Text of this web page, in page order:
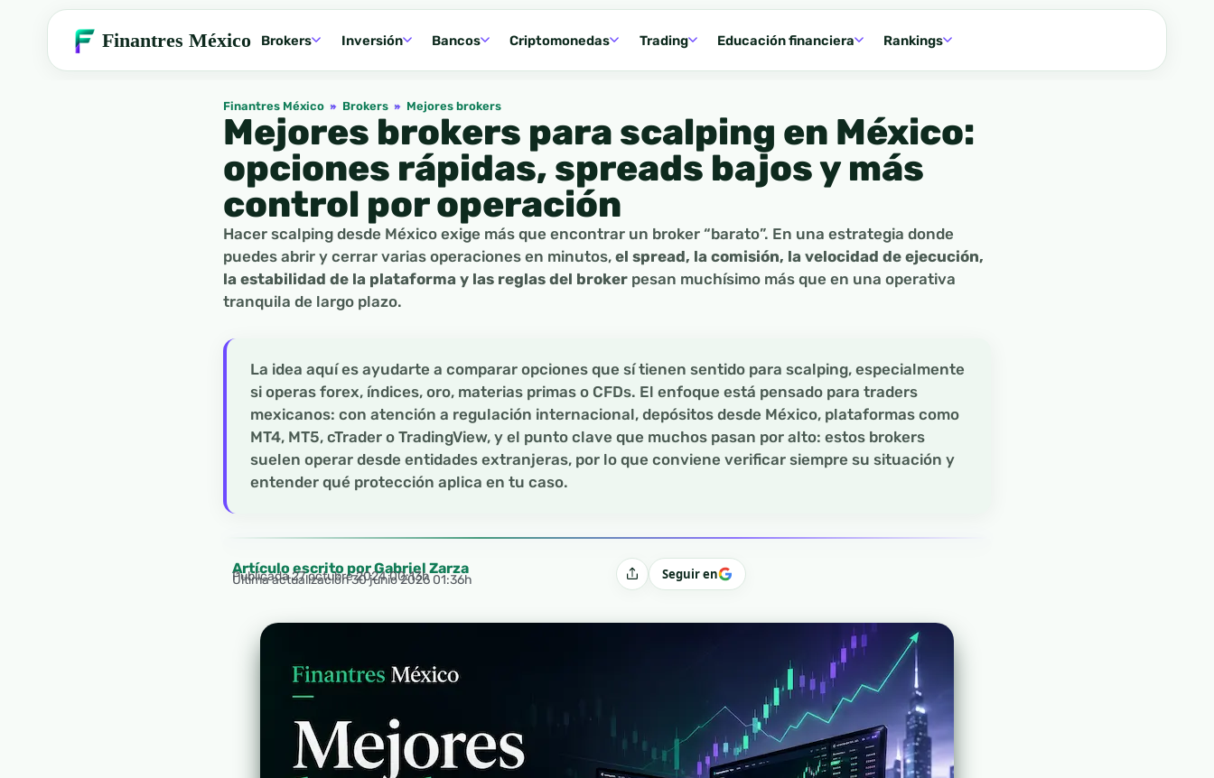
Finantres México Brokers Inversión Bancos Criptomonedas Trading Educación financiera Rankings
Finantres México » Brokers » Mejores brokers
Mejores brokers para scalping en México:
opciones rápidas, spreads bajos y más
control por operación
Hacer scalping desde México exige más que encontrar un broker “barato”. En una estrategia donde
puedes abrir y cerrar varias operaciones en minutos, el spread, la comisión, la velocidad de ejecución,
la estabilidad de la plataforma y las reglas del broker pesan muchísimo más que en una operativa
tranquila de largo plazo.
La idea aquí es ayudarte a comparar opciones que sí tienen sentido para scalping, especialmente
si operas forex, índices, oro, materias primas o CFDs. El enfoque está pensado para traders
mexicanos: con atención a regulación internacional, depósitos desde México, plataformas como
MT4, MT5, cTrader o TradingView, y el punto clave que muchos pasan por alto: estos brokers
suelen operar desde entidades extranjeras, por lo que conviene verificar siempre su situación y
entender qué protección aplica en tu caso.
Artículo escrito por Gabriel Zarza
Publicada27 octubre 2024 00:13h
Última actualización 30 junio 2026 01:36h CompartirSeguir en